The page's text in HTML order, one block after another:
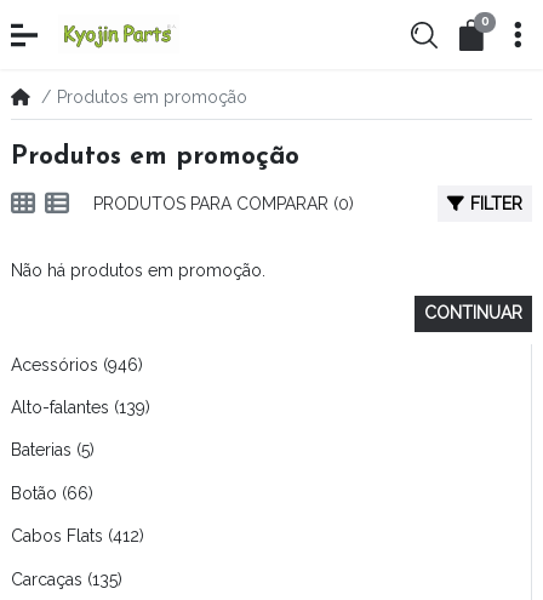
0
Produtos em promoção
Acessórios (946)
Alto-falantes (139)
Baterias (5)
Botão (66)
Cabos Flats (412)
Carcaças (135)
Produtos em promoção
FILTER
PRODUTOS PARA COMPARAR (0)
Não há produtos em promoção.
CONTINUAR